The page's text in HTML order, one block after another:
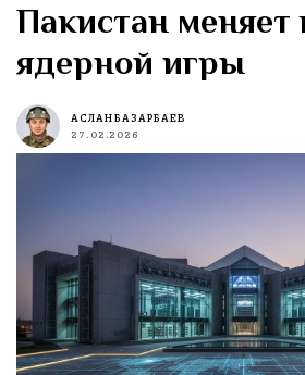
Пакистан меняет
ядерной игры
АСЛАН БАЗАРБАЕВ
27.02.2026